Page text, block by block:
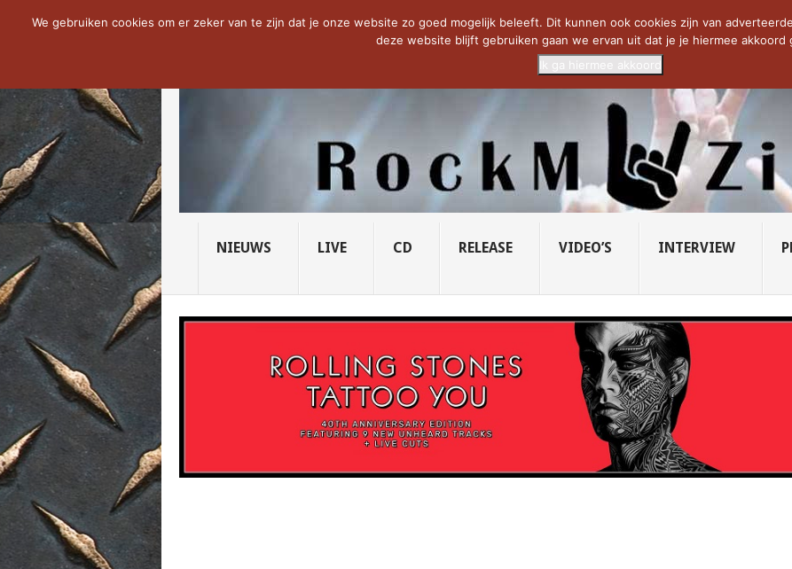
NOW TRENDING: THE VICIOUS HEAD SOCIETY... PRIDE OF LIONS – U... SAVATAGE KOMT TERUG IN 0...
NIEUWS LIVE CD RELEASE VIDEO’S INTERVIEW
We gebruiken cookies om er zeker van te zijn dat je onze website zo goed mogelijk beleeft. Dit kunnen ook cookies zijn van
deze website blijft gebruiken gaan we ervan uit dat je je hiermee akkoord
Ik ga hiermee akkoord